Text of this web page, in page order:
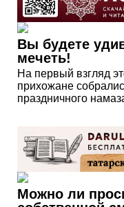
Вы будете
мечеть!
На первый взгляд
прихожане
праздничного
Можно ли